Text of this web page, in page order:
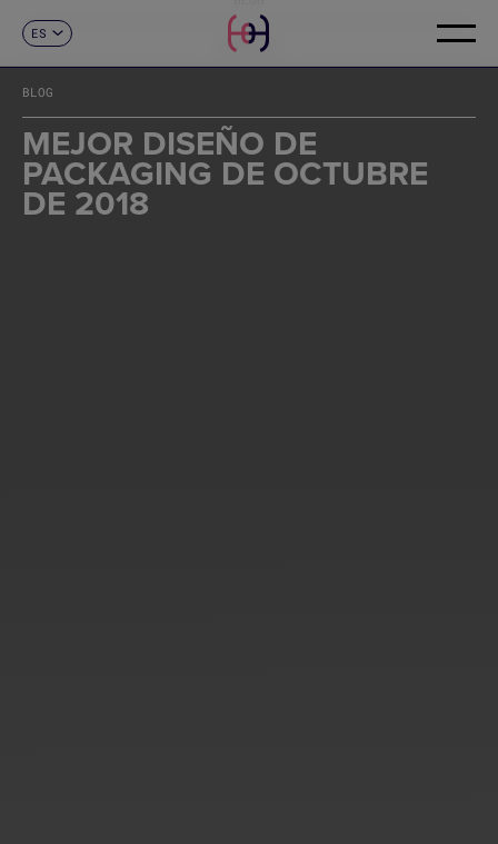
ES
FR
DE
IT
PT
CONTACTO
BLOG
MEJOR DISEÑO DE
PACKAGING DE OCTUBRE
DE 2018